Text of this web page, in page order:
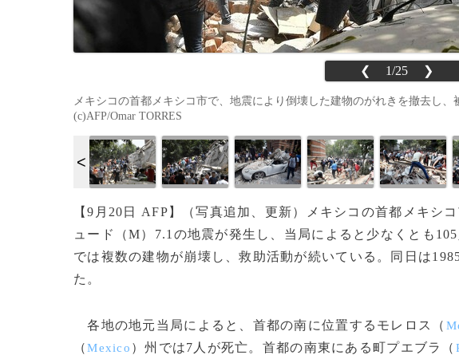
❮ 1/25 ❯
メキシコの首都メキシコ市で、地震により倒壊した建物のがれきを撤去し、
(c)AFP/Omar TORRES
【9月20日 AFP】（写真追加、更新）メキシコの首都メキシ
ュード（M）7.1の地震が発生し、当局によると少なくとも
では複数の建物が崩壊し、救助活動が続いている。同日は
た。
各地の地元当局によると、首都の南に位置するモレロス（
（Mexico ）州では7人が死亡。首都の南東にある町プエブラ（